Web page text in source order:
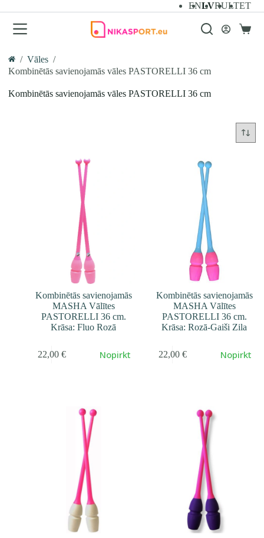
to
content
ENLVRULTET
Home
/ Vāles /
Kombinētās savienojamās vāles PASTORELLI 36 cm
Kombinētās savienojamās vāles PASTORELLI 36 cm
Kombinētās savienojamās
MASHA Vālītes
PASTORELLI 36 cm.
Krāsa: Fluo Rozā
22,00 € Nopirkt
Kombinētās savienojamās
MASHA Vālītes
PASTORELLI 36 cm.
Krāsa: Rozā-Gaiši Zila
22,00 € Nopirkt